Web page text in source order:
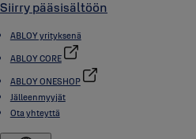
Siirry pääsisältöön
ABLOY yrityksenä
ABLOY CORE
ABLOY ONESHOP
Jälleenmyyjät
Ota yhteyttä